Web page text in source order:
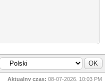
Aktualny czas: 08-07-2026, 10:03 PM